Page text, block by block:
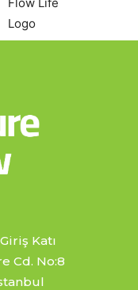
Katı
Cd. No:8